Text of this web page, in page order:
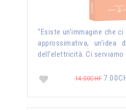
“Esiste un’immagine che
approssimativa,
dell’elettricità. Ci
14.00CHF